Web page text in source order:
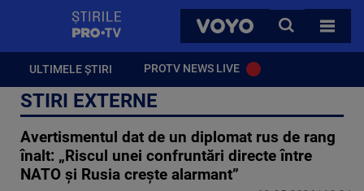
VOYO
CAUTA
TOATE
ULTIMELE ȘTIRI PROTV NEWS LIVE
STIRI EXTERNE
Avertismentul dat de un diplomat rus de rang
înalt: „Riscul unei confruntări directe între
NATO și Rusia crește alarmant”